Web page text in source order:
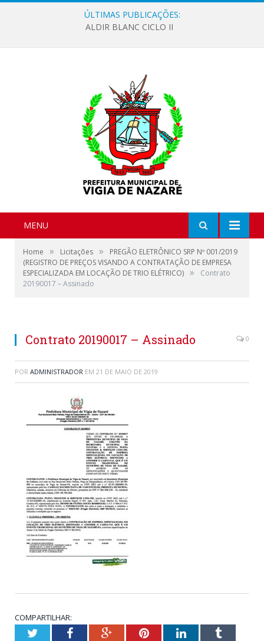
ÚLTIMAS PUBLICAÇÕES:
ALDIR BLANC CICLO II
MENU
Home » Licitações »
PREGÃO ELETRÔNICO SRP Nº 001/2019
(REGISTRO DE PREÇOS VISANDO A CONTRATAÇÃO DE EMPRESA
ESPECIALIZADA EM LOCAÇÃO DE TRIO ELÉTRICO) »
Contrato
20190017 – Assinado
Contrato 20190017 – Assinado 0
POR ADMINISTRADOR EM 21 DE MAIO DE 2019
COMPARTILHAR:
TwitterFacebookGoogle+PinterestLinkedInTumblr